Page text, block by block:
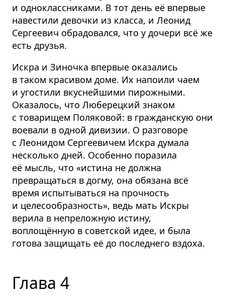
и одноклассниками. В тот день её впервые
навестили девочки из класса, и Леонид
Сергеевич обрадовался, что у дочери всё же
есть друзья.
Искра и Зиночка впервые оказались
в таком красивом доме. Их напоили чаем
и угостили вкуснейшими пирожными.
Оказалось, что Люберецкий знаком
с товарищем Поляковой: в гражданскую они
воевали в одной дивизии. О разговоре
с Леонидом Сергеевичем Искра думала
несколько дней. Особенно поразила
её мысль, что «истина не должна
превращаться в догму, она обязана всё
время испытываться на прочность
и целесооб­разность», ведь мать Искры
верила в непреложную истину,
воплощённую в советской идее, и была
готова защищать её до последнего вздоха.
Глава 4